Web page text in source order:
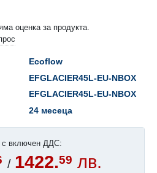
оценка за продукта.
Ecoflow
EFGLACIER45L-EU-NBOX
EFGLACIER45L-EU-NBOX
24 месеца
с включен ДДС:
/ 1422.59 лв.